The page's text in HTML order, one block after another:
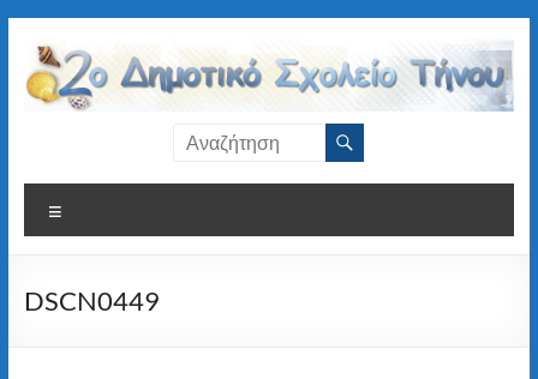
περιεχόμενο
Δημοτικό
Σχολείο
Τήνου
DSCN0449